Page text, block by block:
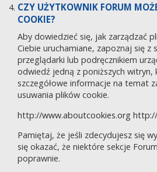
CZY UŻYTKOWNIK FORUM
COOKIE?
Aby dowiedzieć się, jak zarządzać
Ciebie uruchamiane, zapoznaj się z
przeglądarki lub podręcznikiem
odwiedź jedną z poniższych witryn,
szczegółowe informacje na temat
usuwania plików cookie.
http://www.aboutcookies.org
Pamiętaj, że jeśli zdecydujesz się
się okazać, że niektóre sekcje
poprawnie.